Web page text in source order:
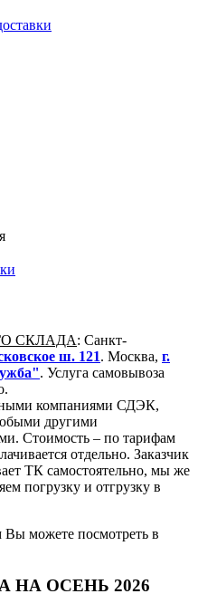
СКЛАДА: Санкт-
ш. 121. Москва, г.
. Услуга самовывоза
компаниями СДЭК,
другими
Стоимость – по тарифам
отдельно. Заказчик
ТК самостоятельно, мы же
погрузку и отгрузку в
можете посмотреть в
НА ОСЕНЬ 2026